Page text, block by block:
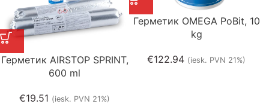
Герметик AIRSTOP SPRINT,
600 ml
€19.51 (iesk. PVN 21%)
Герметик OMEGA PoBit, 10
kg
€122.94 (iesk. PVN 21%)